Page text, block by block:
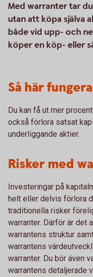
Med warranter tar
utan att köpa själva
både vid upp- och
köper en köp- eller
Så här
Du kan få ut mer
också förlora satsat
underliggande aktier.
Risker med
Investeringar på
helt eller delvis förlora
traditionella risker
warranter. Därför är det
warrantens struktur
warrantens
warranter. Du bör även
warrantens detaljerade